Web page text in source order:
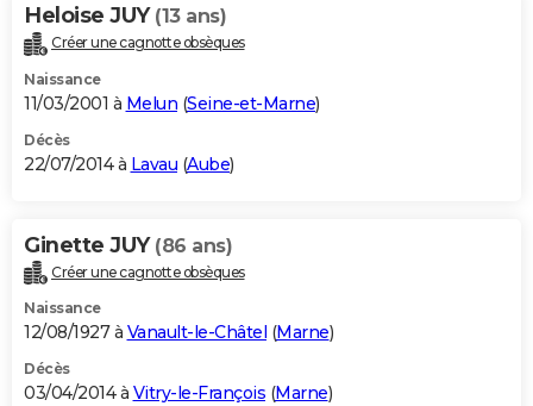
Heloise JUY (13 ans)
Créer une cagnotte obsèques
Naissance
11/03/2001 à Melun (Seine-et-Marne)
Décès
22/07/2014 à Lavau (Aube)
Ginette JUY (86 ans)
Créer une cagnotte obsèques
Naissance
12/08/1927 à Vanault-le-Châtel (Marne)
Décès
03/04/2014 à Vitry-le-François (Marne)